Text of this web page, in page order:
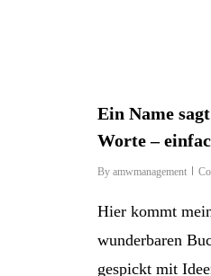
Ein Name
Worte –
By amwmanagement
Hier kommt
wunderbaren
gespickt mit